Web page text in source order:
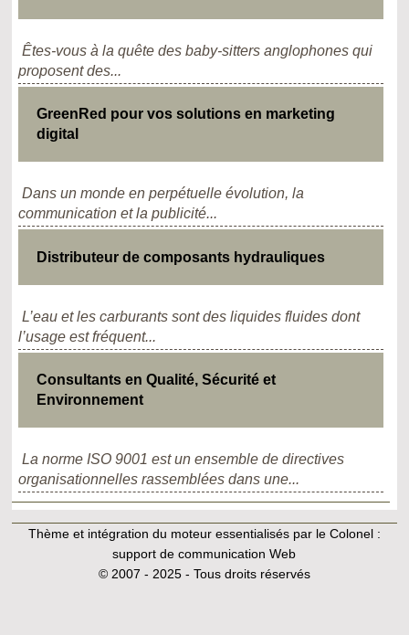
Êtes-vous à la quête des baby-sitters anglophones qui
proposent des...
GreenRed pour vos solutions en marketing
digital
Dans un monde en perpétuelle évolution, la
communication et la publicité...
Distributeur de composants hydrauliques
L’eau et les carburants sont des liquides fluides dont
l’usage est fréquent...
Consultants en Qualité, Sécurité et
Environnement
La norme ISO 9001 est un ensemble de directives
organisationnelles rassemblées dans une...
Thème et intégration du moteur essentialisés par le Colonel :
support de communication Web
© 2007 - 2025 - Tous droits réservés